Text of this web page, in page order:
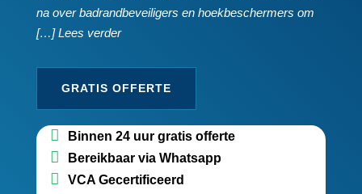
na over badrandbeveiligers en hoekbeschermers om
[…] Lees verder
GRATIS OFFERTE
Binnen 24 uur gratis offerte
Bereikbaar via Whatsapp
VCA Gecertificeerd